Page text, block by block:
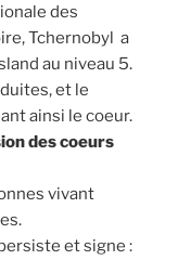
des
Tchernobyl a
au niveau 5.
et le
ainsi le coeur.
des coeurs
vivant
et signe :